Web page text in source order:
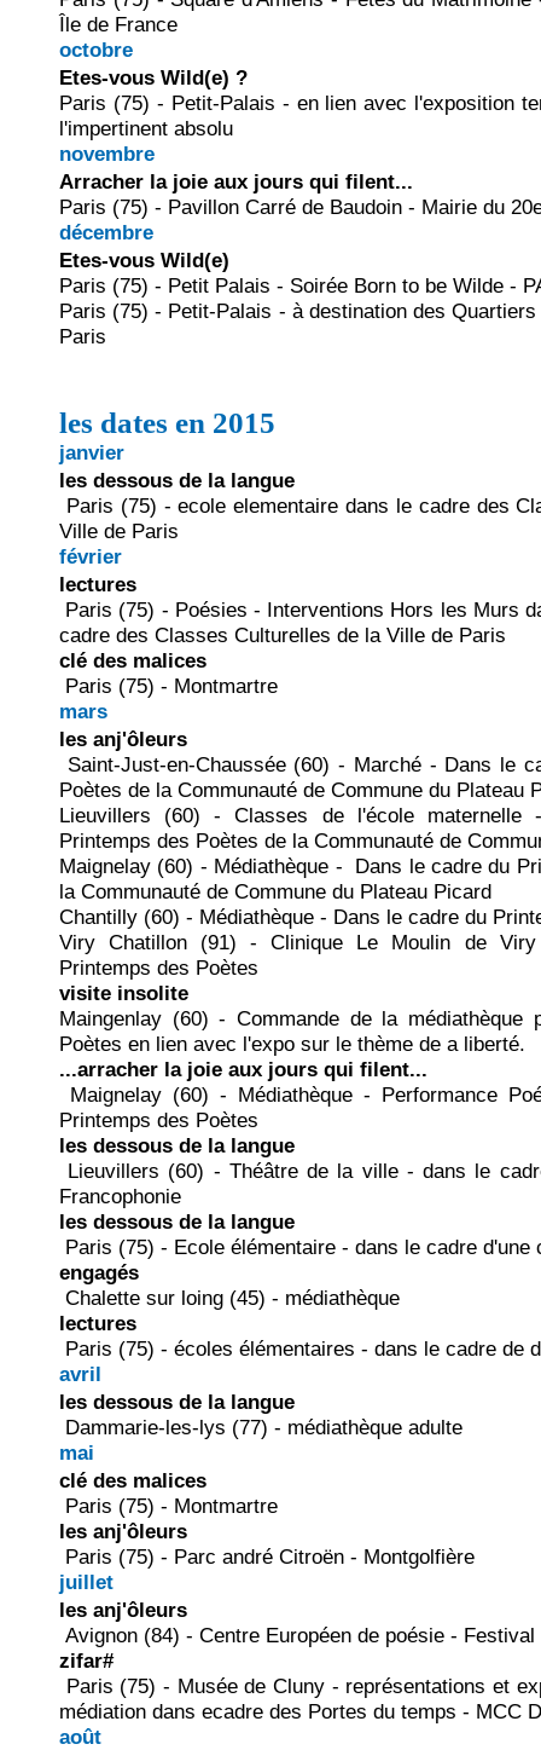
Île de France
octobre
Etes-vous Wild(e) ?
Paris (75) - Petit-Palais - en lien avec l'exposition
l'impertinent absolu
novembre
Arracher la joie aux jours qui filent...
Paris (75) - Pavillon Carré de Baudoin - Mairie du
décembre
Etes-vous Wild(e)
Paris (75) - Petit Palais - Soirée Born to be Wilde -
Paris (75) - Petit-Palais - à destination des
Paris
les dates en 2015
janvier
les dessous de la langue
Paris (75) - ecole elementaire dans le cadre des
Ville de Paris
février
lectures
Paris (75) - Poésies - Interventions Hors les Murs
cadre des Classes Culturelles de la Ville de Paris
clé des malices
Paris (75) - Montmartre
mars
les anj'ôleurs
Saint-Just-en-Chaussée (60) - Marché - Dans le
Poètes de la Communauté de Commune du Plateau
Lieuvillers (60) - Classes de l'école
Printemps des Poètes de la Communauté de
Maignelay (60) - Médiathèque - Dans le cadre du
la Communauté de Commune du Plateau Picard
Chantilly (60) - Médiathèque - Dans le cadre du
Viry Chatillon (91) - Clinique Le Moulin de
Printemps des Poètes
visite insolite
Maingenlay (60) - Commande de la médiathèque
Poètes en lien avec l'expo sur le thème de a liberté.
...arracher la joie aux jours qui filent...
Maignelay (60) - Médiathèque - Performance
Printemps des Poètes
les dessous de la langue
Lieuvillers (60) - Théâtre de la ville - dans le
Francophonie
les dessous de la langue
Paris (75) - Ecole élémentaire - dans le cadre d'une
engagés
Chalette sur loing (45) - médiathèque
lectures
Paris (75) - écoles élémentaires - dans le cadre de
avril
les dessous de la langue
Dammarie-les-lys (77) - médiathèque adulte
mai
clé des malices
Paris (75) - Montmartre
les anj'ôleurs
Paris (75) - Parc andré Citroën - Montgolfière
juillet
les anj'ôleurs
Avignon (84) - Centre Européen de poésie - Festival
zifar#
Paris (75) - Musée de Cluny - représentations et
médiation dans ecadre des Portes du temps - MCC
août